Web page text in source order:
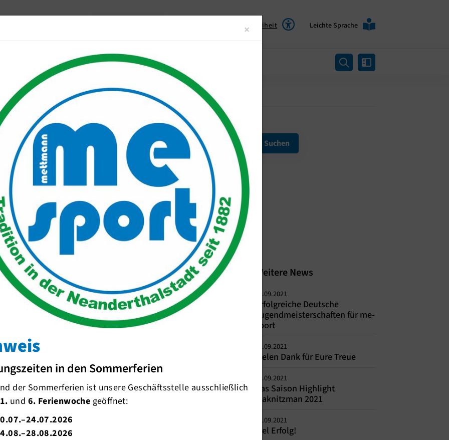
Barrierefreiheit Leichte Sprache
Unser Verein Mitgliederservice
Walking-Camp
Weitere News
07.09.2021
Erfolgreiche Deutsche
Jugendmeisterschaften für me-
sport
06.09.2021
Vielen Dank für Eure Treue
03.09.2021
Das Saison Highlight
Waknitzman 2021
02.09.2021
Viel Erfolg!
× Close
in den Sommerferien
der Sommerferien ist unsere Geschäftsstelle ausschließlich
und 6. Ferienwoche geöffnet: